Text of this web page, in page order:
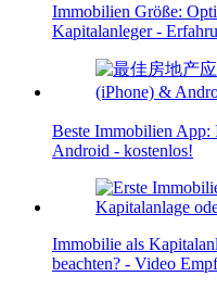
Immobilien Größe:
Kapitalanleger -
Beste Immobilien
Android - kostenlos!
Immobilie als
beachten? - Video